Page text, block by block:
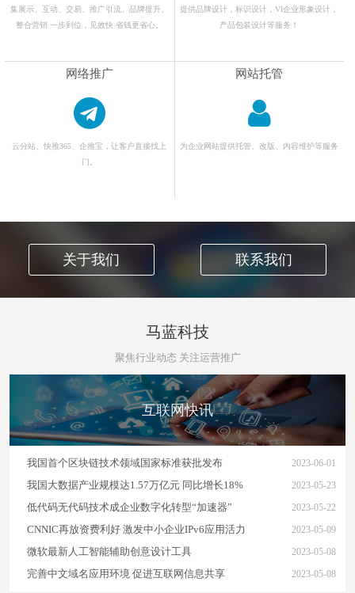
集展示、互动、交易、推广引流、品牌提升、
整合营销 一步到位，见效快 省钱更省心。
提供品牌设计，标识设计，VI企业形象设计，
产品包装设计等服务！
网络推广
云分站、快推365、企推宝，让客户直接找上
门。
网站托管
为企业网站提供托管、改版、内容维护等服务
关于我们 联系我们
马蓝科技
聚焦行业动态 关注运营推广
互联网快讯
2023-06-01
我国首个区块链技术领域国家标准获批发布
2023-05-23
我国大数据产业规模达1.57万亿元 同比增长18%
2023-05-22
低代码无代码技术成企业数字化转型“加速器”
2023-05-09
CNNIC再放资费利好 激发中小企业IPv6应用活力
2023-05-08
微软最新人工智能辅助创意设计工具
2023-05-08
完善中文域名应用环境 促进互联网信息共享